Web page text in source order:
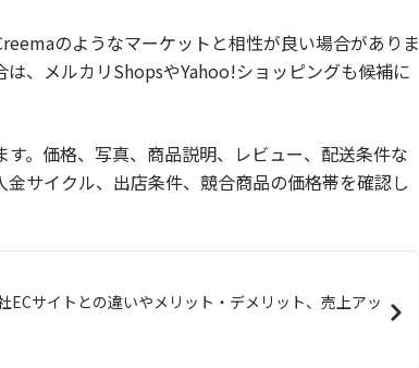
のようなマーケットと相性が良い場合がありま
、メルカリShopsやYahoo!ショッピングも候補に
。価格、写真、商品説明、レビュー、配送条件な
サイクル、出店条件、競合商品の価格帯を確認し
ECサイトとの違いやメリット・デメリット、売上アッ